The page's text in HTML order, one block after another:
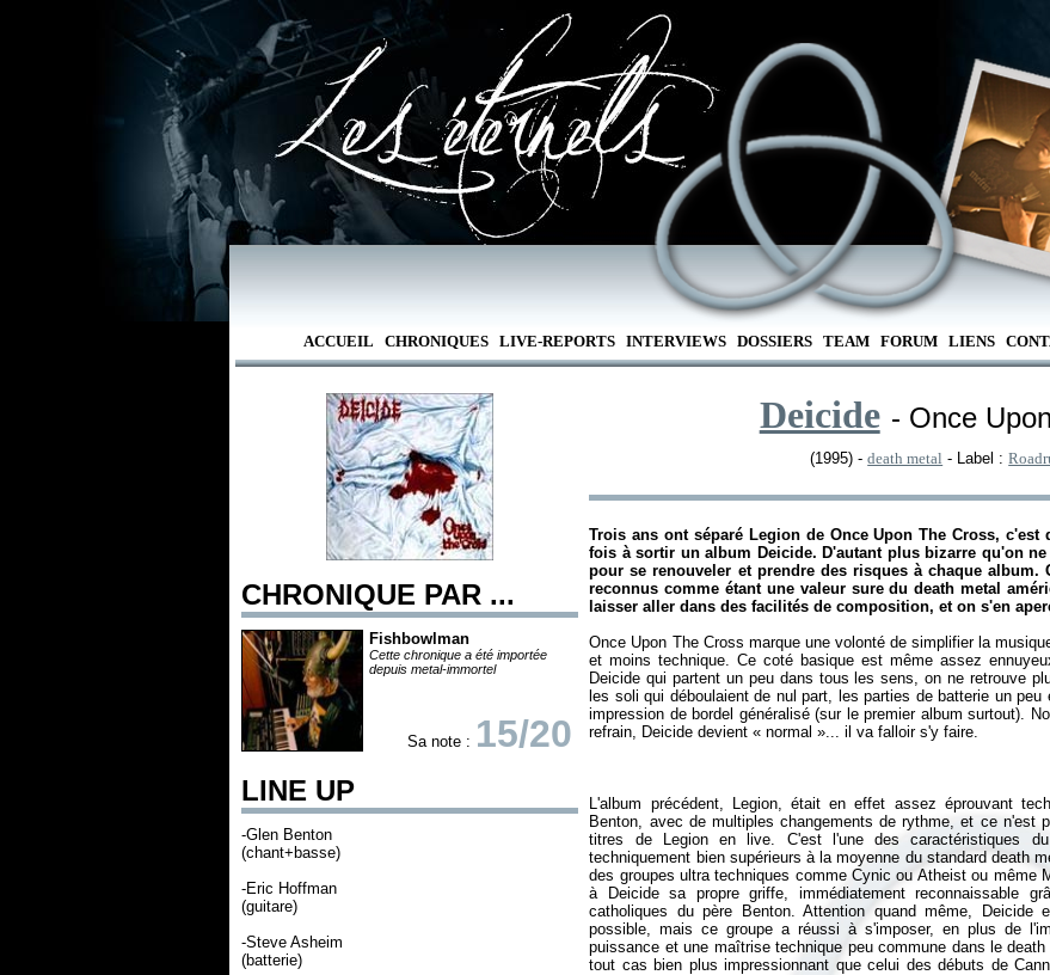
ACCUEIL CHRONIQUES LIVE-REPORTS INTERVIEWS DOSSIERS TEAM FORUM LIENS
CHRONIQUE PAR ...
Fishbowlman
Cette chronique a été importée
depuis metal-immortel
Sa note : 15/20
LINE UP
-Glen Benton
(chant+basse)
-Eric Hoffman
(guitare)
-Steve Asheim
(batterie)
Deicide - Once
(1995) -death metal - Label :
Trois ans ont séparé Legionde Once Upon The Cross, c'est
fois à sortir un album Deicide. D'autant plus bizarre qu'on
pour se renouveler et prendre des risques à chaque album.
reconnus comme étant une valeur sure du death metal
laisser aller dans des facilités de composition, et on s'en
Once Upon The Cross marque une volonté de simplifier la
et moins technique. Ce coté basique est même assez
Deicide qui partent un peu dans tous les sens, on ne retrouve
les soli qui déboulaient de nul part, les parties de batterie un
impression de bordel généralisé (sur le premier album surtout).
L'album précédent, Legion, était en effet assez éprouvant
Benton, avec de multiples changements de rythme, et ce n'est
titres de
Legionen live. C'est l'une des caractéristiques
techniquement bien supérieurs à la moyenne du standard death
des groupes ultra techniques comme Cynic ou Atheist ou même
à Deicide sa propre griffe, immédiatement reconnaissable
catholiques du père Benton. Attention quand même, Deicide
possible, mais ce groupe a réussi à s'imposer, en plus de
puissance et une maîtrise technique peu commune dans le
tout cas bien plus impressionnant que celui des débuts de